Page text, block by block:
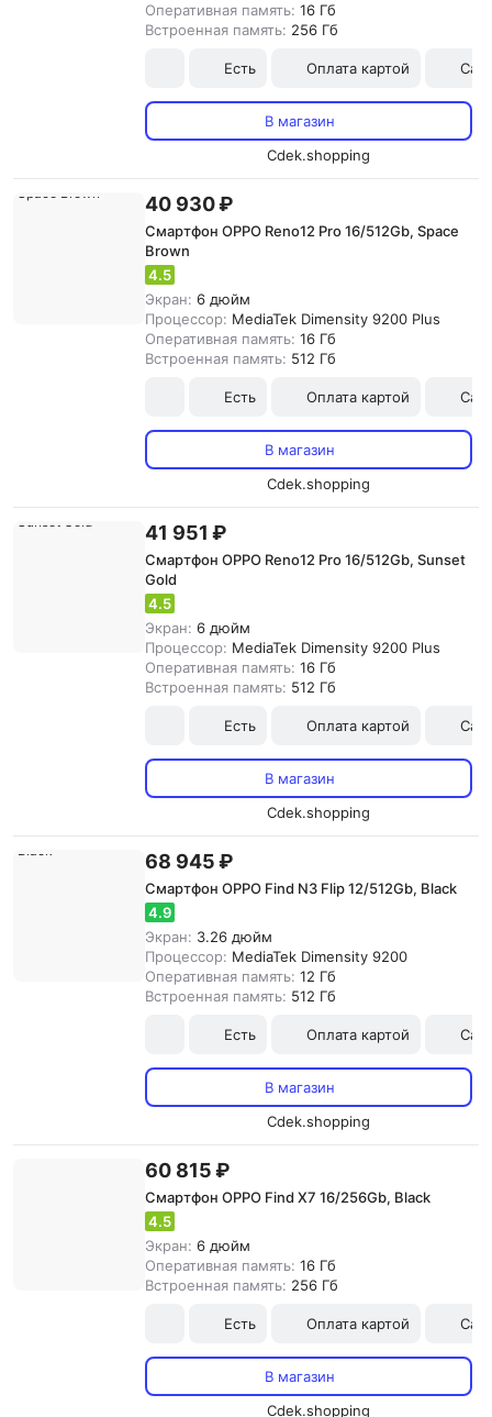
Оперативная память: 16 Гб
Встроенная память: 256 Гб
Есть Оплата картой
В магазин
Cdek.shopping
40 930 ₽
Смартфон OPPO Reno12 Pro 16/512Gb, Space
Brown
4.5
Экран: 6 дюйм
Процессор: MediaTek Dimensity 9200 Plus
Оперативная память: 16 Гб
Встроенная память: 512 Гб
Есть Оплата картой
В магазин
Cdek.shopping
41 951 ₽
Смартфон OPPO Reno12 Pro 16/512Gb, Sunset
Gold
4.5
Экран: 6 дюйм
Процессор: MediaTek Dimensity 9200 Plus
Оперативная память: 16 Гб
Встроенная память: 512 Гб
Есть Оплата картой
В магазин
Cdek.shopping
68 945 ₽
Смартфон OPPO Find N3 Flip 12/512Gb, Black
4.9
Экран: 3.26 дюйм
Процессор: MediaTek Dimensity 9200
Оперативная память: 12 Гб
Встроенная память: 512 Гб
Есть Оплата картой
В магазин
Cdek.shopping
60 815 ₽
Смартфон OPPO Find X7 16/256Gb, Black
4.5
Экран: 6 дюйм
Оперативная память: 16 Гб
Встроенная память: 256 Гб
Есть Оплата картой
В магазин
Cdek.shopping